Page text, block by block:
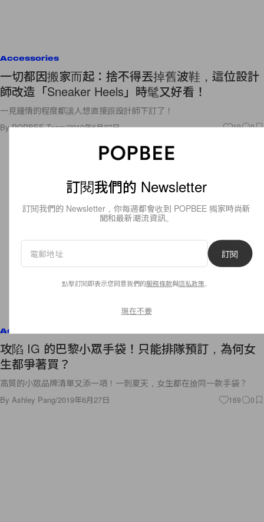
Accessories
一切都因搬家而起：捨不得丟掉舊波鞋，這位設計
師改造「Sneaker Heels」時髦又好看！
一見鐘情的程度都讓人想直接跟設計師下訂了！
ByPOPBEE Team/2019年6月27日 19 0
Accessories
攻陷 IG 的巴黎小眾手袋！只能排隊預訂，為何女
生都爭著買？
高質的小眾品牌清單又添一項！一到夏天，女生都在搶同一款手袋？
By Ashley Pang/2019年6月27日 169 0
訂閱我們的 Newsletter
訂閱我們的 Newsletter，你每週都會收到 POPBEE 獨家時尚新
聞和最新潮流資訊。
訂閱
點擊訂閱即表示您同意我們的服務條款與隱私政策
現在不要